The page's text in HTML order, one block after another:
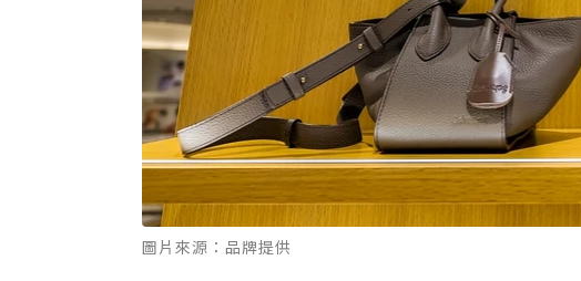
圖片來源：品牌提供